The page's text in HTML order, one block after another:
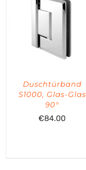
Duschtürband
S1000, Glas-Glas
90°
€84.00